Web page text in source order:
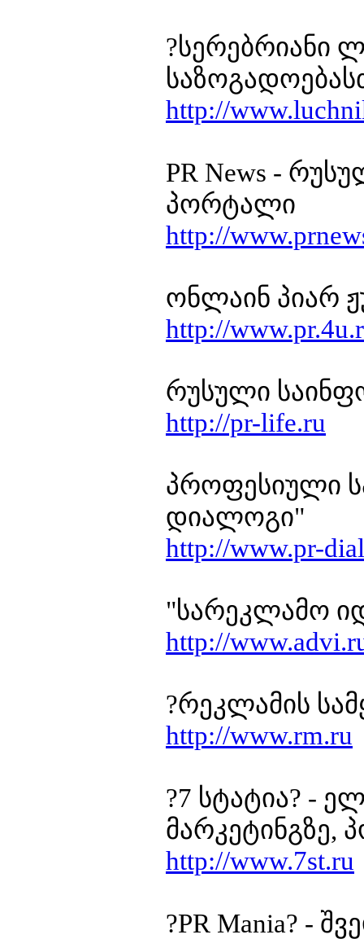
?სერებრიანი
http://
PR News -
პორტალი
http://
ონლაინ პიარ
http://
რუსული
http://pr-life.ru
პროფესიული
დიალოგი"
http://www.pr-
"სარეკლამო
http://
?რეკლამის
http://www.rm.ru
?7 სტატია? -
მარკეტინგზე,
http://www.7st.ru
?PR Mania? -